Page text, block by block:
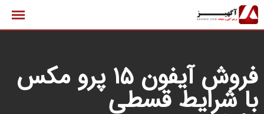
پرش
به
فروش آیفون ۱۵ پرو مکس
با شرایط قسطی